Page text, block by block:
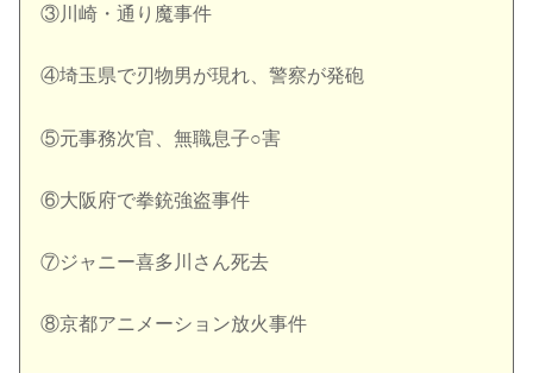
③川崎・通り魔事件
④埼玉県で刃物男が現れ、警察が発砲
⑤元事務次官、無職息子○害
⑥大阪府で拳銃強盗事件
⑦ジャニー喜多川さん死去
⑧京都アニメーション放火事件